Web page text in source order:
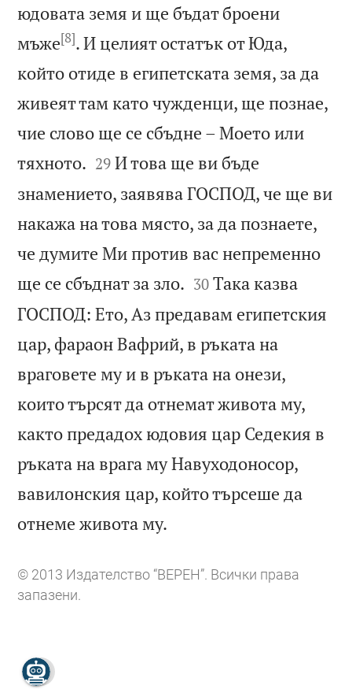
юдовата земя и ще бъдат броени
мъже[8]. И целият остатък от Юда,
който отиде в египетската земя, за да
живеят там като чужденци, ще познае,
чие слово ще се сбъдне – Моето или
тяхното. 

29 И това ще ви бъде
знамението, заявява ГОСПОД, че ще ви
накажа на това място, за да познаете,
че думите Ми против вас непременно
ще се сбъднат за зло. 

30 Така казва
ГОСПОД: Ето, Аз предавам египетския
цар, фараон Вафрий, в ръката на
враговете му и в ръката на онези,
които търсят да отнемат живота му,
както предадох юдовия цар Седекия в
ръката на врага му Навуходоносор,
вавилонския цар, който търсеше да
отнеме живота му.
© 2013 Издателство “ВЕРЕН”. Всички права
запазени.